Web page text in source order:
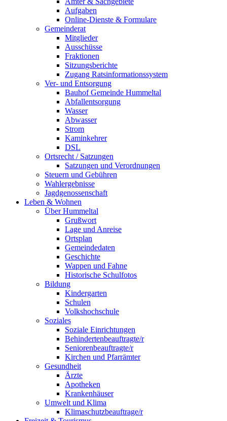
Aufgaben
Online-Dienste & Formulare
Gemeinderat
Mitglieder
Ausschüsse
Fraktionen
Sitzungsberichte
Zugang Ratsinformationssystem
Ver- und Entsorgung
Bauhof Gemeinde Hummeltal
Abfallentsorgung
Wasser
Abwasser
Strom
Kaminkehrer
DSL
Ortsrecht / Satzungen
Satzungen und Verordnungen
Steuern und Gebühren
Wahlergebnisse
Jagdgenossenschaft
Leben & Wohnen
Über Hummeltal
Grußwort
Lage und Anreise
Ortsplan
Gemeindedaten
Geschichte
Wappen und Fahne
Historische Schulfotos
Bildung
Kindergarten
Schulen
Volkshochschule
Soziales
Soziale Einrichtungen
Behindertenbeauftragte/r
Seniorenbeauftragte/r
Kirchen und Pfarrämter
Gesundheit
Ärzte
Apotheken
Krankenhäuser
Umwelt und Klima
Klimaschutzbeauftrage/r